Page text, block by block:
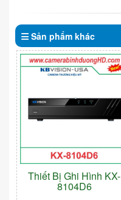
Sản phẩm khác
Thiết Bị Ghi Hình KX-
8104D6